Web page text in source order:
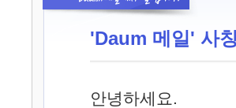
'Daum 메일' 사
안녕하세요.